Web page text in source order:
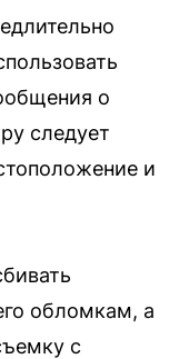
о
следует
и
обломкам, а
с